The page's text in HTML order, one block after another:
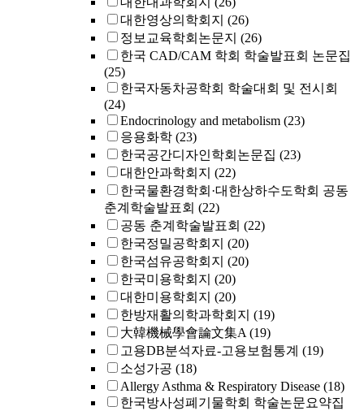
대한영상의학회지 (26)
정보교육학회논문지 (26)
한국 CAD/CAM 학회 학술발표회 논문집
(25)
한국자동차공학회 학술대회 및 전시회
(24)
Endocrinology and metabolism (23)
응용화학 (23)
한국공간디자인학회논문집 (23)
대한안과학회지 (22)
한국물환경학회·대한상하수도학회 공동
춘계학술발표회 (22)
공동 춘계학술발표회 (22)
한국정밀공학회지 (20)
한국섬유공학회지 (20)
한국미용학회지 (20)
대한미용학회지 (20)
한방재활의학과학회지 (19)
大韓機械學會論文集A (19)
고용DB분석자료-고용보험통계 (19)
소성가공 (18)
Allergy Asthma & Respiratory Disease (18)
한국방사성폐기물학회 학술논문요약집